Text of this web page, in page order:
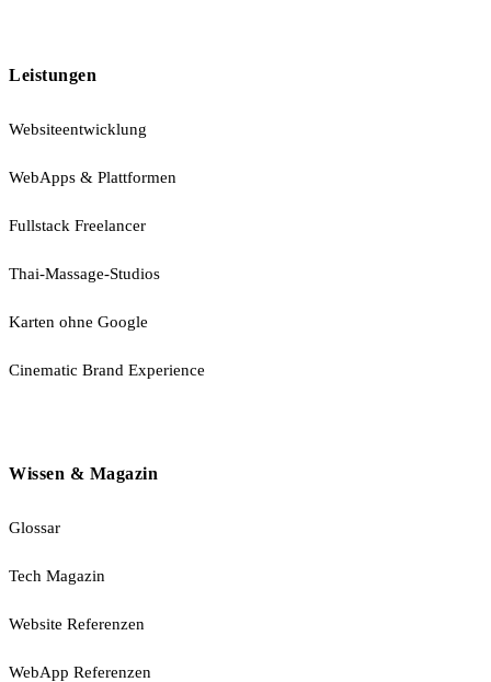
Leistungen
Websiteentwicklung
WebApps & Plattformen
Fullstack Freelancer
Thai-Massage-Studios
Karten ohne Google
Cinematic Brand Experience
Wissen & Magazin
Glossar
Tech Magazin
Website Referenzen
WebApp Referenzen